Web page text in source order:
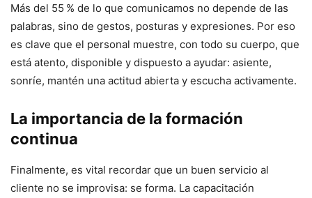
Más del 55 % de lo que comunicamos no depende de las
palabras, sino de gestos, posturas y expresiones. Por eso
es clave que el personal muestre, con todo su cuerpo, que
está atento, disponible y dispuesto a ayudar: asiente,
sonríe, mantén una actitud abierta y escucha activamente.
La importancia de la formación
continua
Finalmente, es vital recordar que un buen servicio al
cliente no se improvisa: se forma. La capacitación